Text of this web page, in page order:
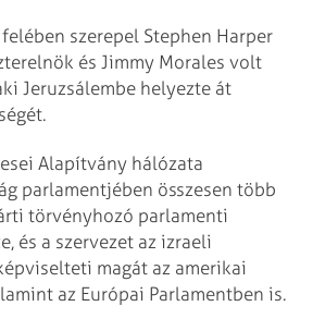
szerepel Stephen Harper
és Jimmy Morales volt
Jeruzsálembe helyezte át
Alapítvány hálózata
parlamentjében összesen több
törvényhozó parlamenti
és a szervezet az izraeli
magát az amerikai
az Európai Parlamentben is.